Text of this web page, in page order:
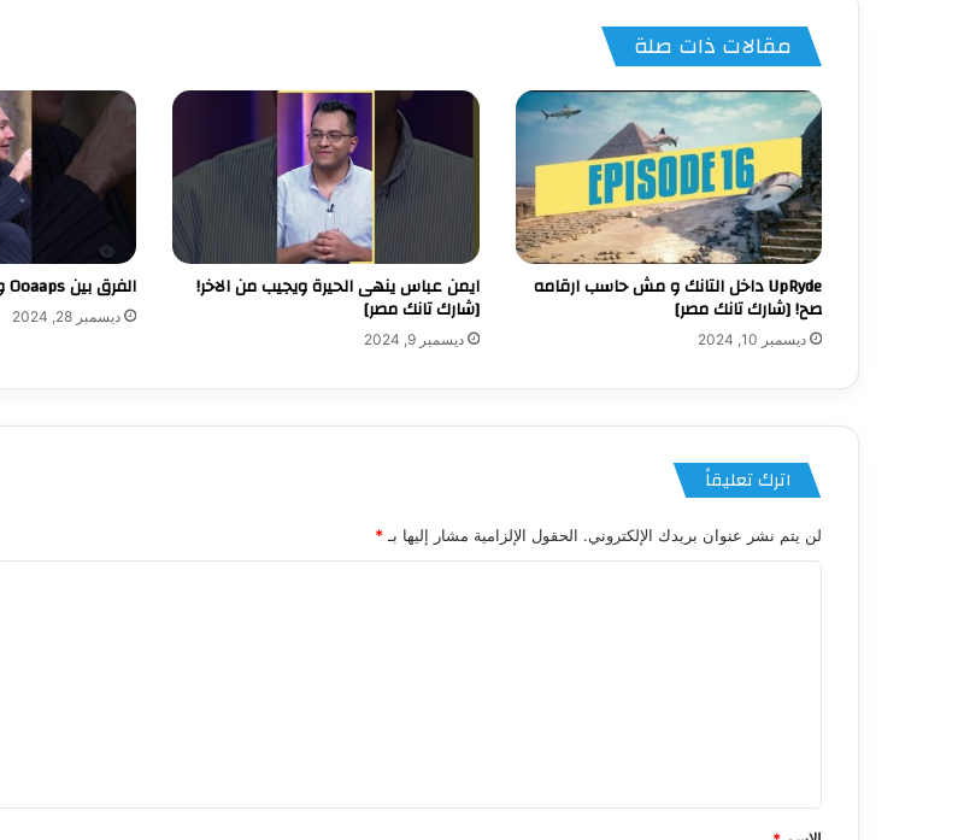
مقالات ذات صلة
UpRyde داخل التانك و مش حاسب ارقامه
صح! [شارك تانك مصر]
ديسمبر 10, 2024
ايمن عباس ينهى الحيرة ويجيب من الاخر!
[شارك تانك مصر]
ديسمبر 9, 2024
الفرق بين Ooaaps و DHL [شارك تانك مصر]
ديسمبر 28, 2024
اترك تعليقاً
لن يتم نشر عنوان بريدك الإلكتروني. الحقول الإلزامية مشار إليها بـ *
*